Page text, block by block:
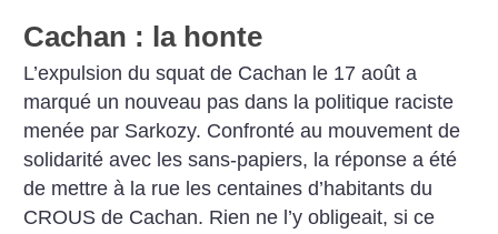
Cachan : la honte
L’expulsion du squat de Cachan le 17 août a
marqué un nouveau pas dans la politique raciste
menée par Sarkozy. Confronté au mouvement de
solidarité avec les sans-papiers, la réponse a été
de mettre à la rue les centaines d’habitants du
CROUS de Cachan. Rien ne l’y obligeait, si ce